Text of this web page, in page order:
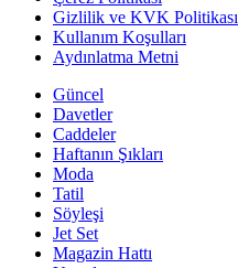
Gizlilik ve KVK Politikası
Kullanım Koşulları
Aydınlatma Metni
Güncel
Davetler
Caddeler
Haftanın Şıkları
Moda
Tatil
Söyleşi
Jet Set
Magazin Hattı